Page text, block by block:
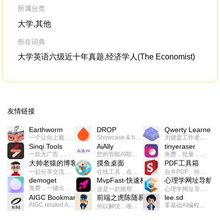
所属分类
大学,其他
所在词典
大学英语六级近十年真题,经济学人(The Economist)
友情链接
Earthworm
一个让你上瘾的英语学习工具，使用 连词成句 、 i + 1 、 以终为始等学习理论来帮助你习得英语，通过不断的重复形成肌肉记忆，最重要的是 游戏化 的形式让学习英语从此不再痛苦
DROP
Showcase & host your work in extraordinary ways.不限速文件分享，托管，建站平台
Qwerty Learner
为键盘工作者设计的单词与肌肉记忆锻炼软件
Sinqi Tools
一款无广告，界面清爽的神奇在线小工具集合，范围包括但不限于：开发，设计，日常生活等
AiAlly
您的智能AI助手解决方案。提供24/7全天候的高效虚拟员工服务，助力个人和组织提升生产力、激发创新潜能。
tinyeraser
免费，批量，快速，一键换背景的桌面软件
大帅老猿的博客
一起分享交流生活学习，出海赚钱，编程技术，远程工作，优秀产品等相关话题。希望大家都能有所收获。
摸鱼桌面
在线工具，在线游戏，电影，小说各种有趣的资源这里都有
PDF工具箱
合并PDF、拆分PDF、旋转PDF、裁剪PDF、转换PDF、加密PDF、解密PDF、PDF加水印等多种PDF处理功能
demoget
免费，一键出成片的录屏Demo软件。支持4K导出，立即下载使用。
MvpFast-快速构建网站应用
这是一款能帮助你快速构建个人网站的应用，使用最新的前端技术栈，集成登录、鉴权、手机、邮箱、数据库、博客、文章、支付等等网站所需要的功能，你只需要花几个小时开发你的核心功能就可以上线，一次购买，永久拥有
心理学网址导航
心理学网址导航(psyhhub.org),着力打造国内心理学资源平台，是一个心理学网址资源大全，提供心理学学习,心理学考研,英语自学,计算机自学等众多学习内容。
AIGC Bookmarks
AIGC related Academy/Project bookmarks . Powered by Notion AI (Claude, ChatGPT).
前端之虎陈随易
何以解忧，唯有代码。不忘初心，方得始终。
lee.sd
零基础AI编程整活儿，跟SimbaLee用AI一起每天写点儿好玩儿的！iSay中每天还会有鲜吐槽、财经快讯、抽奖福利。喜欢就在页面“点赞”，不喜欢可以“点呸”喔！